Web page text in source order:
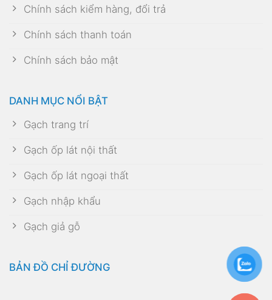
Chính sách kiểm hàng, đổi trả
Chính sách thanh toán
Chính sách bảo mật
DANH MỤC NỔI BẬT
Gạch trang trí
Gạch ốp lát nội thất
Gạch ốp lát ngoại thất
Gạch nhập khẩu
Gạch giả gỗ
BẢN ĐỒ CHỈ ĐƯỜNG